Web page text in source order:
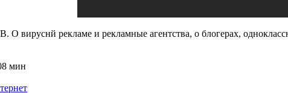
О вируснй рекламе и рекламные агентства, о блогерах,
мин